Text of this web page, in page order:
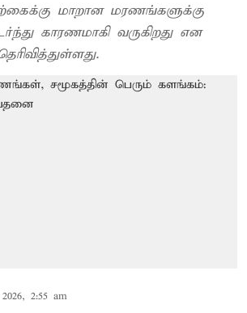
மாறான மரணங்களுக்கு
காரணமாகி வருகிறது என
2:55 am